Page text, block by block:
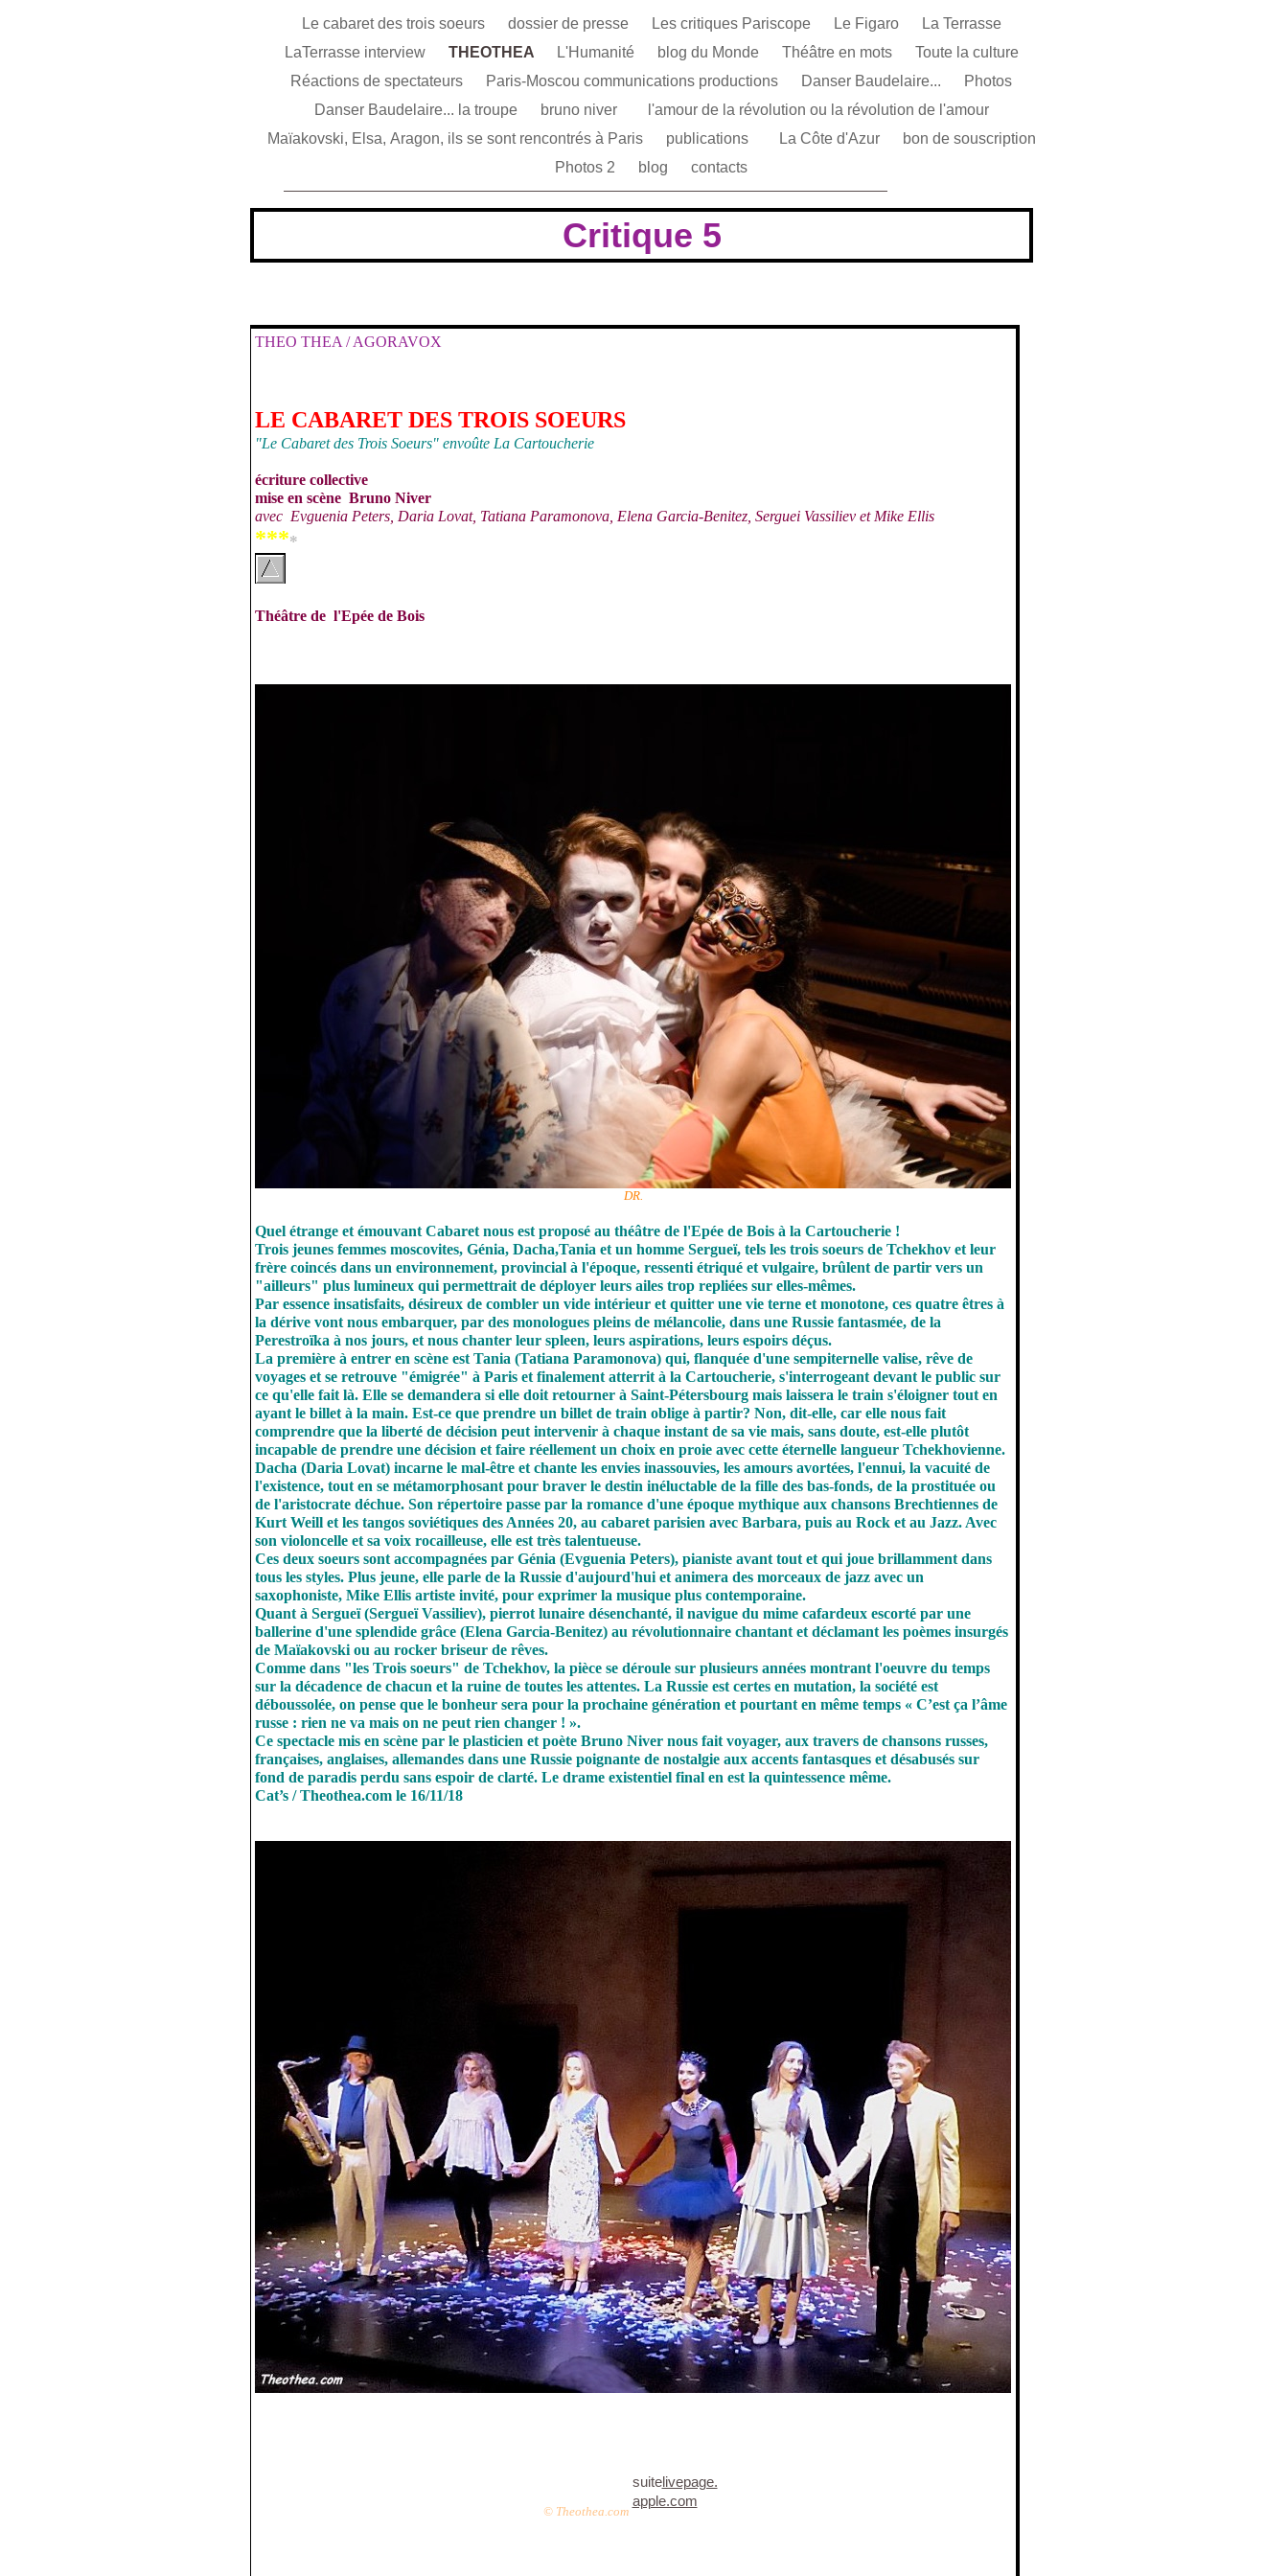
Le cabaret des trois soeurs dossier de presse Les critiques Pariscope Le Figaro
La Terrasse
LaTerrasse interview
THEOTHEA L'Humanité blog du Monde Théâtre en mots
Toute la culture
Réactions de spectateurs
Paris-Moscou communications productions Danser Baudelaire...
Photos
Danser Baudelaire... la troupe
bruno niver
l'amour de la révolution ou la révolution de l'amour
Maïakovski, Elsa, Aragon, ils se sont rencontrés à Paris
publications La Côte d'Azur
bon de souscription
Photos 2
blog contacts
Critique 5
THEO THEA / AGORAVOX
LE CABARET DES TROIS SOEURS
"Le Cabaret des Trois Soeurs" envoûte La Cartoucherie
écriture collective
mise en scène Bruno Niver
avec Evguenia Peters, Daria Lovat, Tatiana Paramonova, Elena Garcia-Benitez, Serguei Vassiliev et Mike Ellis
****
Théâtre de l'Epée de Bois
DR.
Quel étrange et émouvant Cabaret nous est proposé au théâtre de l'Epée de Bois à la Cartoucherie !
Trois jeunes femmes moscovites, Génia, Dacha,Tania et un homme Sergueï, tels les trois soeurs de Tchekhov et leur
frère coincés dans un environnement, provincial à l'époque, ressenti étriqué et vulgaire, brûlent de partir vers un
"ailleurs" plus lumineux qui permettrait de déployer leurs ailes trop repliées sur elles-mêmes.
Par essence insatisfaits, désireux de combler un vide intérieur et quitter une vie terne et monotone, ces quatre êtres à
la dérive vont nous embarquer, par des monologues pleins de mélancolie, dans une Russie fantasmée, de la
Perestroïka à nos jours, et nous chanter leur spleen, leurs aspirations, leurs espoirs déçus.
La première à entrer en scène est Tania (Tatiana Paramonova) qui, flanquée d'une sempiternelle valise, rêve de
voyages et se retrouve "émigrée" à Paris et finalement atterrit à la Cartoucherie, s'interrogeant devant le public sur
ce qu'elle fait là. Elle se demandera si elle doit retourner à Saint-Pétersbourg mais laissera le train s'éloigner tout en
ayant le billet à la main. Est-ce que prendre un billet de train oblige à partir? Non, dit-elle, car elle nous fait
comprendre que la liberté de décision peut intervenir à chaque instant de sa vie mais, sans doute, est-elle plutôt
incapable de prendre une décision et faire réellement un choix en proie avec cette éternelle langueur Tchekhovienne.
Dacha (Daria Lovat) incarne le mal-être et chante les envies inassouvies, les amours avortées, l'ennui, la vacuité de
l'existence, tout en se métamorphosant pour braver le destin inéluctable de la fille des bas-fonds, de la prostituée ou
de l'aristocrate déchue. Son répertoire passe par la romance d'une époque mythique aux chansons Brechtiennes de
Kurt Weill et les tangos soviétiques des Années 20, au cabaret parisien avec Barbara, puis au Rock et au Jazz. Avec
son violoncelle et sa voix rocailleuse, elle est très talentueuse.
Ces deux soeurs sont accompagnées par Génia (Evguenia Peters), pianiste avant tout et qui joue brillamment dans
tous les styles. Plus jeune, elle parle de la Russie d'aujourd'hui et animera des morceaux de jazz avec un
saxophoniste, Mike Ellis artiste invité, pour exprimer la musique plus contemporaine.
Quant à Sergueï (Sergueï Vassiliev), pierrot lunaire désenchanté, il navigue du mime cafardeux escorté par une
ballerine d'une splendide grâce (Elena Garcia-Benitez) au révolutionnaire chantant et déclamant les poèmes insurgés
de Maïakovski ou au rocker briseur de rêves.
Comme dans "les Trois soeurs" de Tchekhov, la pièce se déroule sur plusieurs années montrant l'oeuvre du temps
sur la décadence de chacun et la ruine de toutes les attentes. La Russie est certes en mutation, la société est
déboussolée, on pense que le bonheur sera pour la prochaine génération et pourtant en même temps « C’est ça l’âme
russe : rien ne va mais on ne peut rien changer ! ».
Ce spectacle mis en scène par le plasticien et poète Bruno Niver nous fait voyager, aux travers de chansons russes,
françaises, anglaises, allemandes dans une Russie poignante de nostalgie aux accents fantasques et désabusés sur
fond de paradis perdu sans espoir de clarté. Le drame existentiel final en est la quintessence même.
Cat’s / Theothea.com le 16/11/18
© Theothea.com
suitelivepage.
apple.com